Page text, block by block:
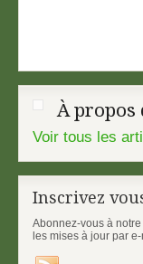
À propos
Voir tous les
Inscrivez
Abonnez-vous à
les mises à jour par